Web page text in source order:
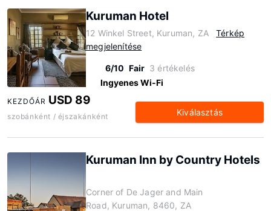
Kuruman Hotel
12 Winkel Street, Kuruman, ZA
Térkép
megjelenítése
6/10 Fair 3 értékelés
Ingyenes Wi-Fi
KEZDŐÁR USD 89
szobánként / éjszakánként Kiválasztás
Kuruman Inn by Country Hotels
Corner of De Jager and Main
Road, Kuruman, 8460, ZA